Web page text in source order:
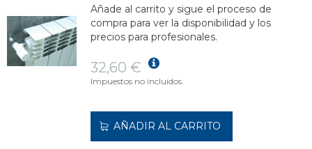
Añade al carrito y sigue el proceso de
compra para ver la disponibilidad y los
precios para profesionales.
32,60 €
Impuestos no incluidos.
AÑADIR AL CARRITO